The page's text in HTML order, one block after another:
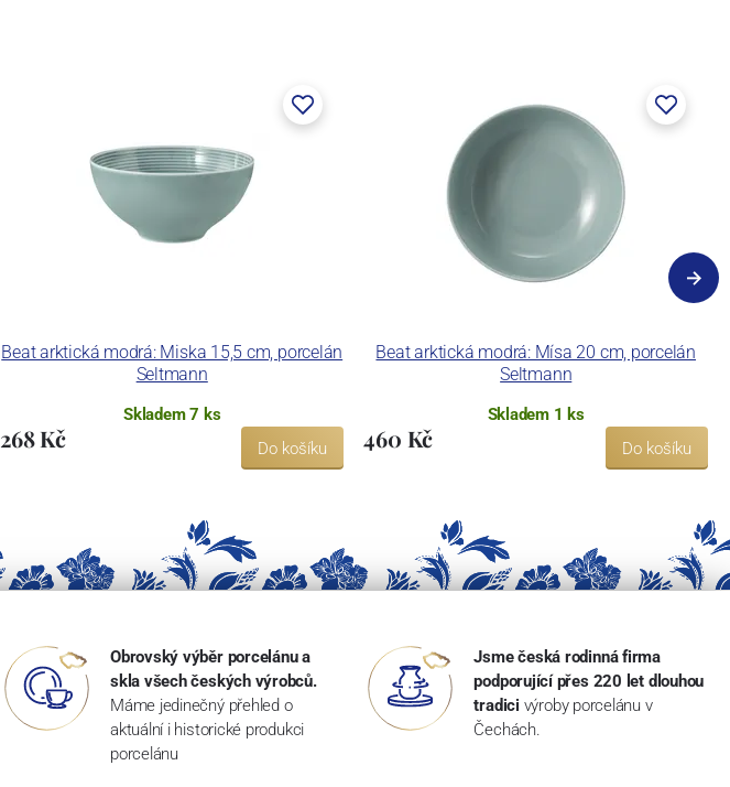
Beat arktická modrá: Miska 15,5 cm, porcelán
Seltmann
Skladem 7 ks
268 Kč Do košíku
Beat arktická modrá: Mísa 20 cm, porcelán
Seltmann
Skladem 1 ks
460 Kč Do košíku
Obrovský výběr porcelánu a
skla všech českých výrobců.
Máme jedinečný přehled o
aktuální i historické produkci
porcelánu
Jsme česká rodinná firma
podporující přes 220 let dlouhou
tradici výroby porcelánu v
Čechách.